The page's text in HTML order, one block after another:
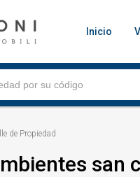
Inicio
de Propiedad
san